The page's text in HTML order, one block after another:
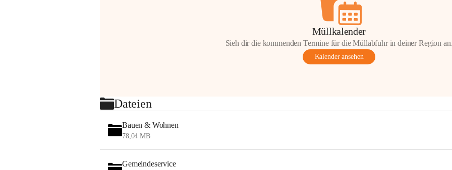
Müllkalender
Sieh dir die kommenden Termine für die Müllabfuhr in deiner Region
Kalender ansehen
Dateien
Bauen & Wohnen
78,04 MB
Gemeindeservice